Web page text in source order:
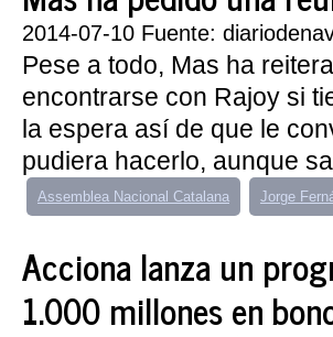
2014-07-10 Fuente:
Pese a todo, Mas ha
encontrarse con Rajoy si
la espera así de que le
pudiera hacerlo, aunque
Assemblea Nacional Catalana Jorge
Acciona lanza un
1.000 millones en